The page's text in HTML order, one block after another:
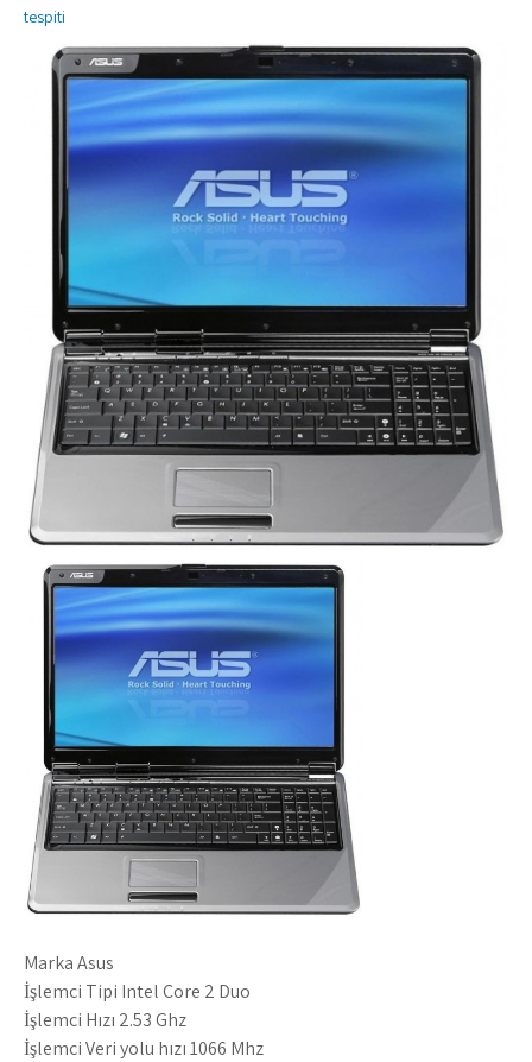
tespiti
Marka Asus
İşlemci Tipi Intel Core 2 Duo
İşlemci Hızı 2.53 Ghz
İşlemci Veri yolu hızı 1066 Mhz